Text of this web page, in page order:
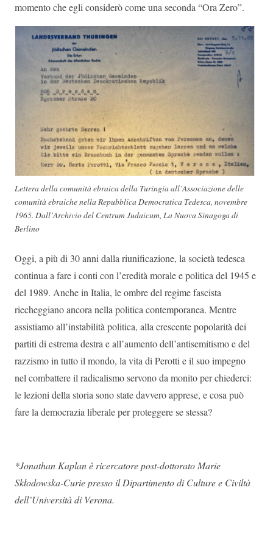
momento che egli considerò come una seconda “Ora Zero”.
Lettera della comunità ebraica della Turingia all’Associazione delle
comunità ebraiche nella Repubblica Democratica Tedesca, novembre
1965. Dall’Archivio del Centrum Judaicum, La Nuova Sinagoga di
Berlino
Oggi, a più di 30 anni dalla riunificazione, la società tedesca
continua a fare i conti con l’eredità morale e politica del 1945 e
del 1989. Anche in Italia, le ombre del regime fascista
riecheggiano ancora nella politica contemporanea. Mentre
assistiamo all’instabilità politica, alla crescente popolarità dei
partiti di estrema destra e all’aumento dell’antisemitismo e del
razzismo in tutto il mondo, la vita di Perotti e il suo impegno
nel combattere il radicalismo servono da monito per chiederci:
le lezioni della storia sono state davvero apprese, e cosa può
fare la democrazia liberale per proteggere se stessa?
*Jonathan Kaplan è ricercatore post-dottorato Marie
Skłodowska-Curie presso il Dipartimento di Culture e Civiltà
dell’Università di Verona.